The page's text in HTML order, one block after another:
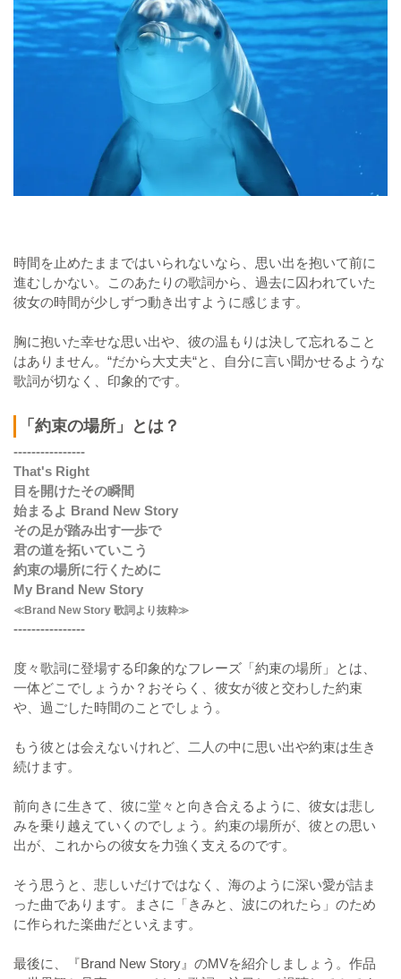
時間を止めたままではいられないなら、思い出を抱いて前に
進むしかない。このあたりの歌詞から、過去に囚われていた
彼女の時間が少しずつ動き出すように感じます。
胸に抱いた幸せな思い出や、彼の温もりは決して忘れること
はありません。“だから大丈夫“と、自分に言い聞かせるような
歌詞が切なく、印象的です。
「約束の場所」とは？
----------------
That's Right
目を開けたその瞬間
始まるよ Brand New Story
その足が踏み出す一歩で
君の道を拓いていこう
約束の場所に行くために
My Brand New Story
≪Brand New Story 歌詞より抜粋≫
----------------
度々歌詞に登場する印象的なフレーズ「約束の場所」とは、
一体どこでしょうか？おそらく、彼女が彼と交わした約束
や、過ごした時間のことでしょう。
もう彼とは会えないけれど、二人の中に思い出や約束は生き
続けます。
前向きに生きて、彼に堂々と向き合えるように、彼女は悲し
みを乗り越えていくのでしょう。約束の場所が、彼との思い
出が、これからの彼女を力強く支えるのです。
そう思うと、悲しいだけではなく、海のように深い愛が詰ま
った曲であります。まさに「きみと、波にのれたら」のため
に作られた楽曲だといえます。
最後に、『Brand New Story』のMVを紹介しましょう。作品